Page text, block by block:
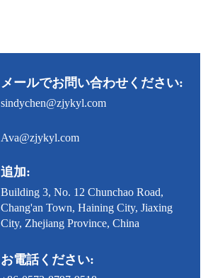
メールでお問い合わせください:
sindychen@zjykyl.com
Ava@zjykyl.com
追加:
Building 3, No. 12 Chunchao Road,
Chang'an Town, Haining City, Jiaxing
City, Zhejiang Province, China
お電話ください: